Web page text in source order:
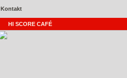
Kontakt
HI SCORE CAFÉ